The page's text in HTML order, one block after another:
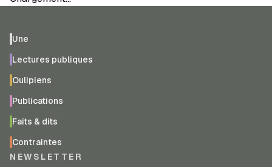
Une
Lectures publiques
Oulipiens
Publications
Faits & dits
Contraintes
NEWSLETTER